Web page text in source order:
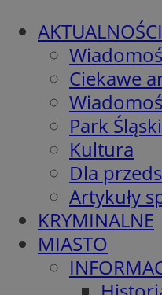
AKTUALNOŚCI
Ciekawe
Park Śląski
Kultura
Dla
Artykuły
KRYMINALNE
MIASTO